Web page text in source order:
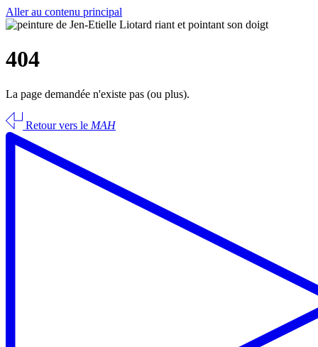
Aller au contenu principal
404
La page demandée n'existe pas (ou plus).
Retour vers le MAH